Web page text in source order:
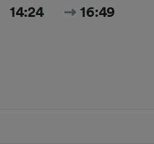
14:24 16:49